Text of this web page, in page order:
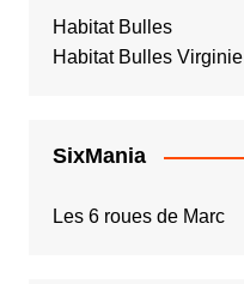
Habitat Bulles
Habitat Bulles Virginie
SixMania
Les 6 roues de Marc